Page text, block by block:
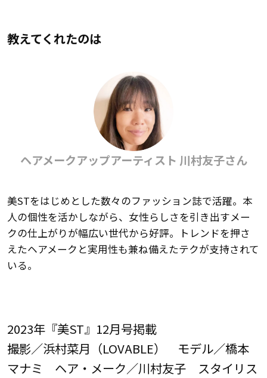
教えてくれたのは
ヘアメークアップアーティスト 川村友子さん
美STをはじめとした数々のファッション誌で活躍。本
人の個性を活かしながら、女性らしさを引き出すメー
クの仕上がりが幅広い世代から好評。トレンドを押さ
えたヘアメークと実用性も兼ね備えたテクが支持されて
いる。
2023年『美ST』12月号掲載
撮影／浜村菜月（LOVABLE） モデル／橋本
マナミ ヘア・メーク／川村友子 スタイリス